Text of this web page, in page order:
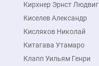
Кирхнер Эрнст Людвиг
Киселев Александр
Кисляков Николай
Китагава Утамаро
Клапп Уильям Генри